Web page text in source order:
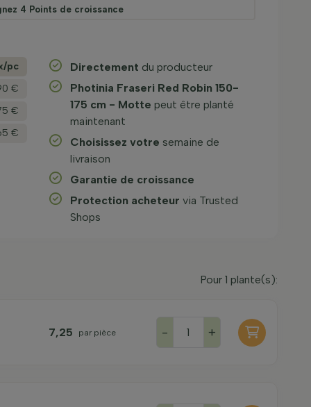
4 Points de croissance
­pc
€
€
€
Directement du producteur
Photinia Fraseri Red Robin 150-
175 cm - Motte peut être planté
maintenant
Choisissez votre semaine de
livraison
Garantie de croissance
Protection acheteur via Trusted
Shops
Pour 1 plante(s):
7,25 par pièce - +